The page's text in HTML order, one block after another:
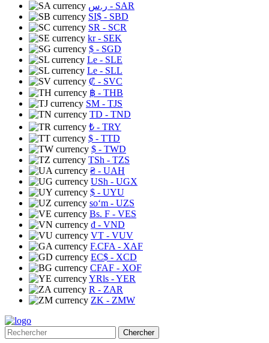
ر.س - SAR
SI$ - SBD
SR - SCR
kr- SEK
$ - SGD
Le - SLE
Le - SLL
₡ - SVC
฿ - THB
ЅМ - TJS
TD - TND
₺ - TRY
$ - TTD
$ - TWD
TSh - TZS
₴ - UAH
USh - UGX
$ - UYU
soʻm - UZS
Bs. F - VES
₫ - VND
VT - VUV
F.CFA - XAF
EC$ - XCD
CFAF - XOF
YRls - YER
R - ZAR
ZK - ZMW
Chercher